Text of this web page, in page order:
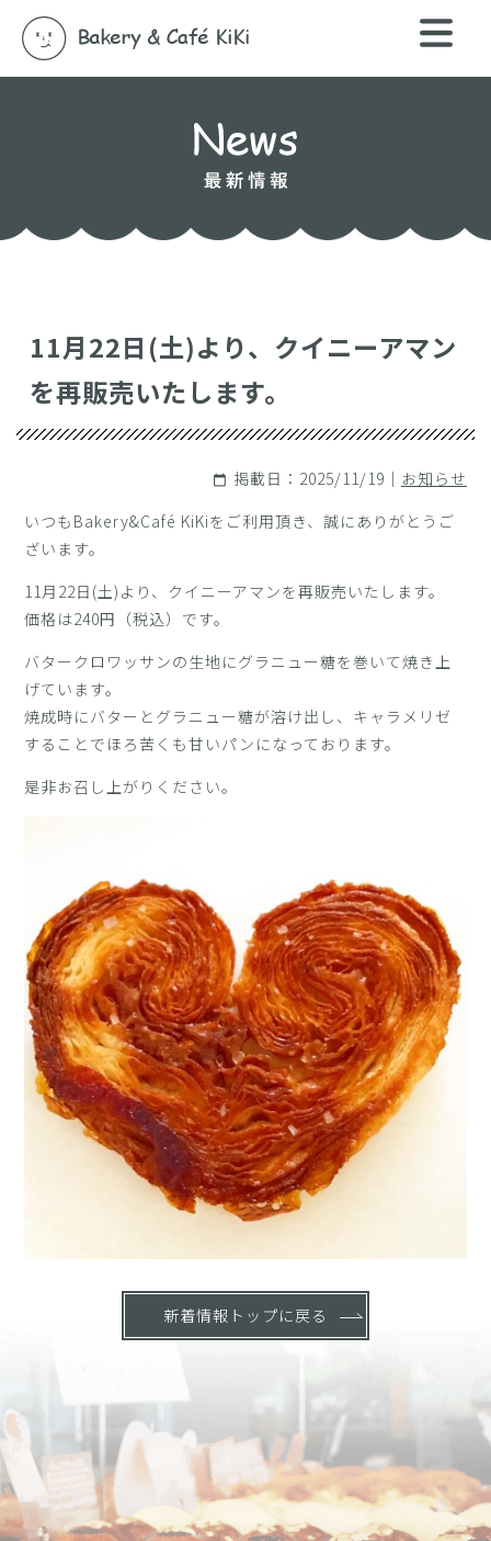
11月22日(土)より、クイニーアマン
を再販売いたします。
calendar_today 掲載日：2025/11/19｜ お知らせ
いつもBakery&Café KiKiをご利用頂き、誠にありがとうご
ざいます。
11月22日(土)より、クイニーアマンを再販売いたします。
価格は240円（税込）です。
バタークロワッサンの生地にグラニュー糖を巻いて焼き上
げています。
焼成時にバターとグラニュー糖が溶け出し、キャラメリゼ
することでほろ苦くも甘いパンになっております。
是非お召し上がりください。
新着情報トップに戻る